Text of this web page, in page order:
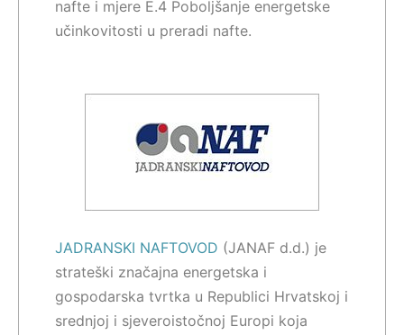
nafte i mjere E.4 Poboljšanje energetske
učinkovitosti u preradi nafte.
JADRANSKI NAFTOVOD (JANAF d.d.) je
strateški značajna energetska i
gospodarska tvrtka u Republici Hrvatskoj i
srednjoj i sjeveroistočnoj Europi koja